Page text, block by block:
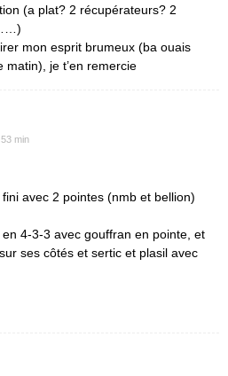
(a plat? 2 récupérateurs? 2
mon esprit brumeux (ba ouais
matin), je t’en remercie
min
avec 2 pointes (nmb et bellion)
4-3-3 avec gouffran en pointe, et
ses côtés et sertic et plasil avec